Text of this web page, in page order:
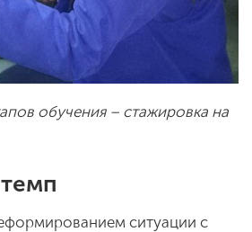
обучения – стажировка на
ситуации с